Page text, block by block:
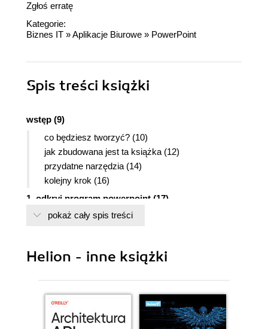
Zgłoś erratę
Kategorie:
Biznes IT »Aplikacje Biurowe » PowerPoint
Spis treści książki
wstęp (9)
co będziesz tworzyć? (10)
jak zbudowana jest ta książka (12)
przydatne narzędzia (14)
kolejny krok (16)
1. odkryj program powerpoint (17)
rzut oka na powerpoint (18)
budowa slajdu (23)
2. napisz treść prezentacji (27)
napisz konspekt prezentacji (28)
pokaż cały spis treści
Helion - inne książki